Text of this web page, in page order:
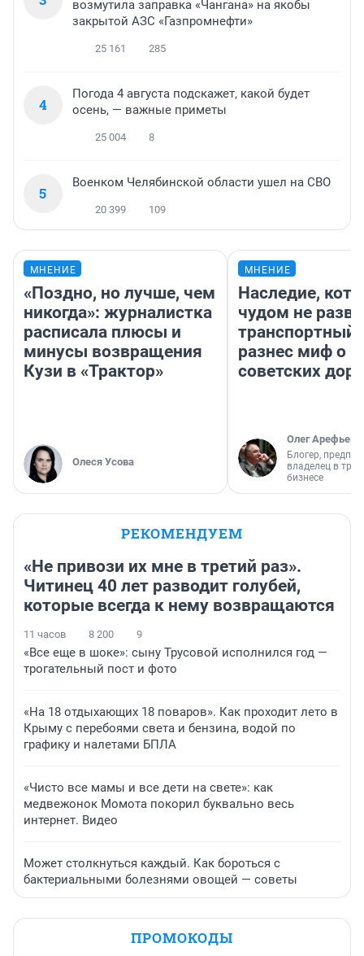
возмутила заправка «Чангана» на якобы
закрытой АЗС «Газпромнефти»
25 161 285
4
Погода 4 августа подскажет, какой будет
осень, — важные приметы
25 004 8
5
Военком Челябинской области ушел на СВО
20 399 109
МНЕНИЕ
«Поздно, но лучше, чем
никогда»: журналистка
расписала плюсы и
минусы возвращения
Кузи в «Трактор»
Олеся Усова
МНЕНИЕ
Наследие,
чудом не
транспортный
разнес миф о
советских
Олег Арефьев
Блогер,
владелец в
бизнесе
РЕКОМЕНДУЕМ
«Не привози их мне в третий раз».
Читинец 40 лет разводит голубей,
которые всегда к нему возвращаются
11 часов 8 200 9
«Все еще в шоке»: сыну Трусовой исполнился год —
трогательный пост и фото
«На 18 отдыхающих 18 поваров». Как проходит лето в
Крыму с перебоями света и бензина, водой по
графику и налетами БПЛА
«Чисто все мамы и все дети на свете»: как
медвежонок Момота покорил буквально весь
интернет. Видео
Может столкнуться каждый. Как бороться с
бактериальными болезнями овощей — советы
ПРОМОКОДЫ